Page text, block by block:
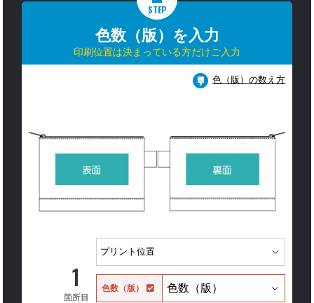
STEP
色数（版）を入力
印刷位置は決まっている方だけご入力
色（版）の数え方
1
箇所目
色数（版）